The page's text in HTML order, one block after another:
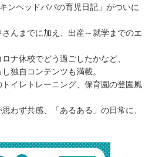
ンヘッドパパの育児日記 」がついに
んまでに加え、出産～就学までのエ
ナ休校でどう過ごしたかなど、
独自コンテンツも満載。
イレトレーニング、保育園の登園風
わず共感、「あるある」の日常に、